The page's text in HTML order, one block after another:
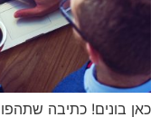
כאן בונים! כתיבה